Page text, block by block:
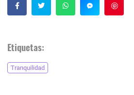
Etiquetas:
Tranquilidad